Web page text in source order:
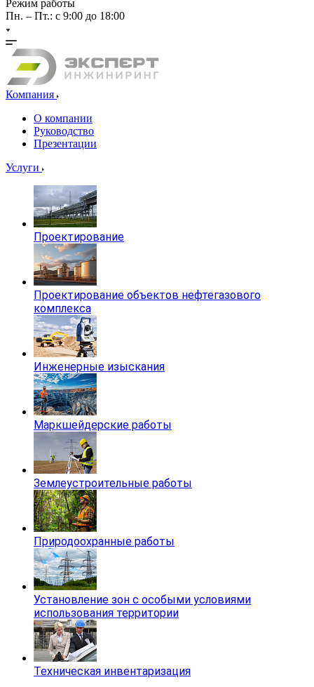
Режим работы
Пн. – Пт.: с 9:00 до 18:00
Компания
О компании
Руководство
Презентации
Услуги
Проектирование
Проектирование объектов нефтегазового
комплекса
Инженерные изыскания
Маркшейдерские работы
Землеустроительные работы
Природоохранные работы
Установление зон с особыми условиями
использования территории
Техническая инвентаризация